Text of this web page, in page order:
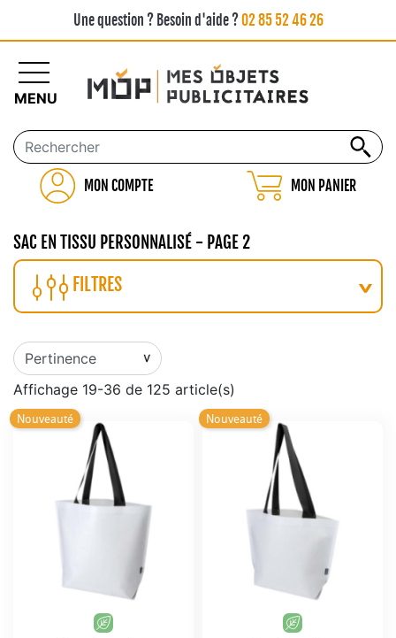
Une question ? Besoin d'aide ?02 85 52 46 26
MON COMPTE MON PANIER
MENU
SAC EN TISSU PERSONNALISÉ - PAGE 2
FILTRES
Affichage 19-36 de 125 article(s)
Nouveauté Nouveauté